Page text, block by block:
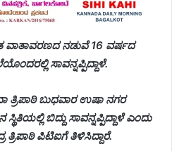
ವಾತಾವರಣದ ನಡುವೆ 16 ವರ್ಷದ
ಸಾವನ್ನಪ್ಪಿದ್ದಾಳೆ.
ತ್ರಿಪಾಠಿ ಬುಧವಾರ ಉಷಾ ನಗರ
ಸ್ಥಿತಿಯಲ್ಲಿ ಬಿದ್ದು ಸಾವನ್ನಪ್ಪಿದ್ದಾಳೆ ಎಂದು
ತ್ರಿಪಾಠಿ ಪಿಟಿಐಗೆ ತಿಳಿಸಿದ್ದಾರೆ.